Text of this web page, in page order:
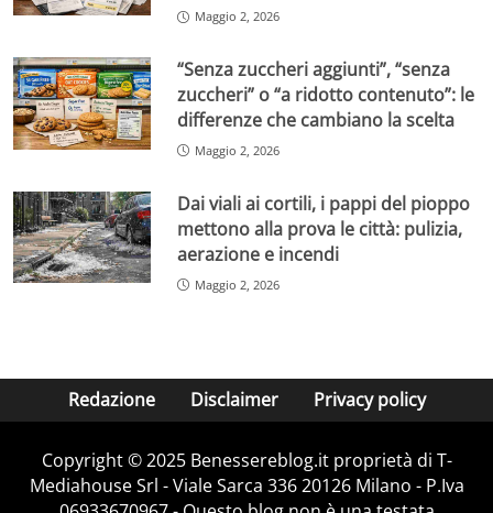
Maggio 2, 2026
“Senza zuccheri aggiunti”, “senza
zuccheri” o “a ridotto contenuto”: le
differenze che cambiano la scelta
Maggio 2, 2026
Dai viali ai cortili, i pappi del pioppo
mettono alla prova le città: pulizia,
aerazione e incendi
Maggio 2, 2026
Redazione Disclaimer Privacy policy
Copyright © 2025 Benessereblog.it proprietà di T-
Mediahouse Srl - Viale Sarca 336 20126 Milano - P.Iva